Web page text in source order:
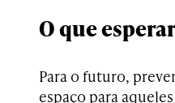
O que
Para o futuro,
espaço para